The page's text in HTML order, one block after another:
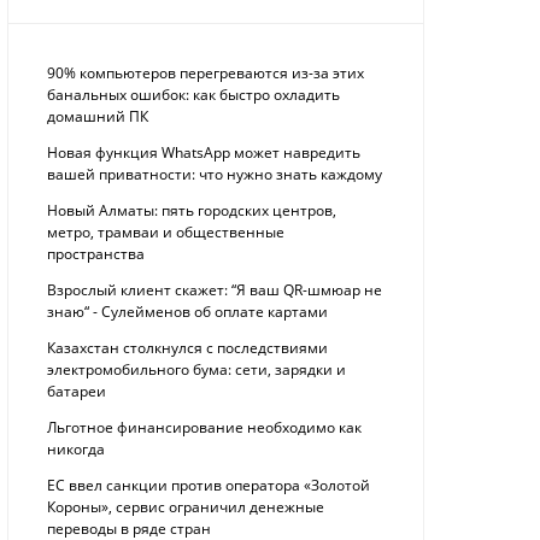
90% компьютеров перегреваются из-за этих
банальных ошибок: как быстро охладить
домашний ПК
Новая функция WhatsApp может навредить
вашей приватности: что нужно знать каждому
Новый Алматы: пять городских центров,
метро, трамваи и общественные
пространства
Взрослый клиент скажет: “Я ваш QR-шмюар не
знаю“ - Сулейменов об оплате картами
Казахстан столкнулся с последствиями
электромобильного бума: сети, зарядки и
батареи
Льготное финансирование необходимо как
никогда
ЕС ввел санкции против оператора «Золотой
Короны», сервис ограничил денежные
переводы в ряде стран